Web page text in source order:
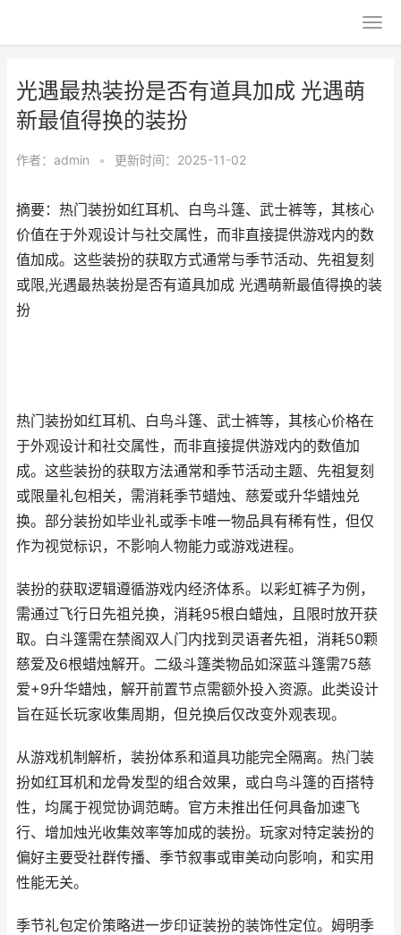
光遇最热装扮是否有道具加成 光遇萌
新最值得换的装扮
作者： admin • 更新时间：2025-11-02
摘要：热门装扮如红耳机、白鸟斗篷、武士裤等，其核心
价值在于外观设计与社交属性，而非直接提供游戏内的数
值加成。这些装扮的获取方式通常与季节活动、先祖复刻
或限,光遇最热装扮是否有道具加成 光遇萌新最值得换的装
扮
热门装扮如红耳机、白鸟斗篷、武士裤等，其核心价格在
于外观设计和社交属性，而非直接提供游戏内的数值加
成。这些装扮的获取方法通常和季节活动主题、先祖复刻
或限量礼包相关，需消耗季节蜡烛、慈爱或升华蜡烛兑
换。部分装扮如毕业礼或季卡唯一物品具有稀有性，但仅
作为视觉标识，不影响人物能力或游戏进程。
装扮的获取逻辑遵循游戏内经济体系。以彩虹裤子为例，
需通过飞行日先祖兑换，消耗95根白蜡烛，且限时放开获
取。白斗篷需在禁阁双人门内找到灵语者先祖，消耗50颗
慈爱及6根蜡烛解开。二级斗篷类物品如深蓝斗篷需75慈
爱+9升华蜡烛，解开前置节点需额外投入资源。此类设计
旨在延长玩家收集周期，但兑换后仅改变外观表现。
从游戏机制解析，装扮体系和道具功能完全隔离。热门装
扮如红耳机和龙骨发型的组合效果，或白鸟斗篷的百搭特
性，均属于视觉协调范畴。官方未推出任何具备加速飞
行、增加烛光收集效率等加成的装扮。玩家对特定装扮的
偏好主要受社群传播、季节叙事或审美动向影响，和实用
性能无关。
季节礼包定价策略进一步印证装扮的装饰性定位。姆明季